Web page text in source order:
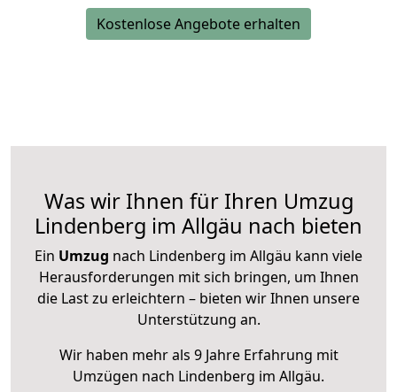
Kostenlose Angebote erhalten
Was wir Ihnen für Ihren Umzug
Lindenberg im Allgäu nach bieten
Ein Umzug nach Lindenberg im Allgäu kann viele
Herausforderungen mit sich bringen, um Ihnen
die Last zu erleichtern – bieten wir Ihnen unsere
Unterstützung an.
Wir haben mehr als 9 Jahre Erfahrung mit
Umzügen nach Lindenberg im Allgäu.